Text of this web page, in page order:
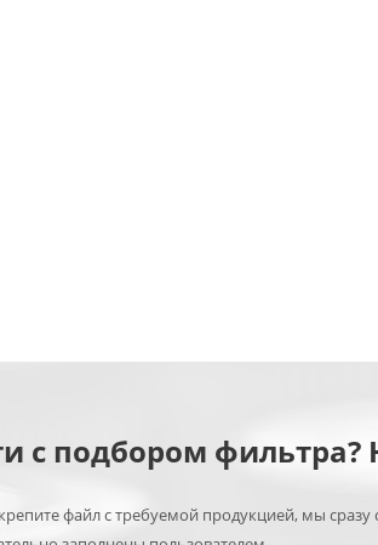
с подбором
файл с требуемой продукцией, мы